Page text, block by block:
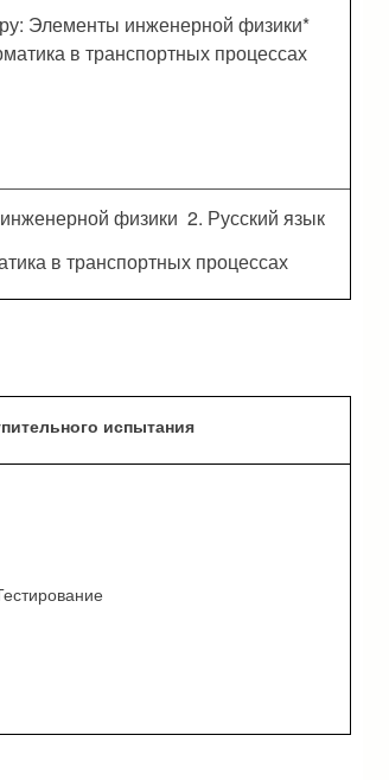
Элементы инженерной физики*
в транспортных процессах
физики 2. Русский язык
в транспортных процессах
испытания